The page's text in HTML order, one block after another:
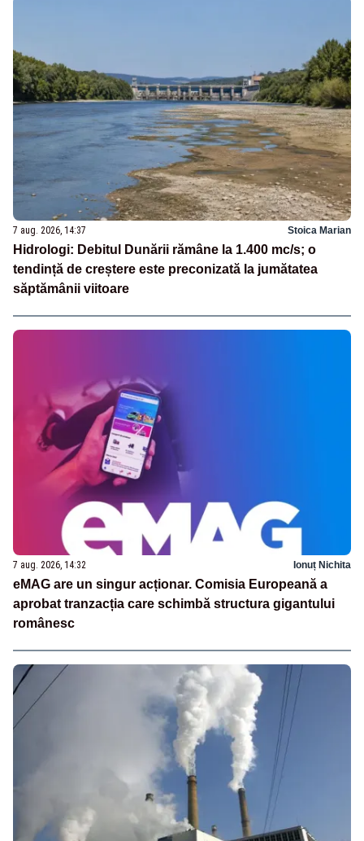
7 aug. 2026, 14:37 Stoica Marian
Hidrologi: Debitul Dunării rămâne la 1.400 mc/s; o
tendință de creștere este preconizată la jumătatea
săptămânii viitoare
7 aug. 2026, 14:32 Ionuț Nichita
eMAG are un singur acționar. Comisia Europeană a
aprobat tranzacția care schimbă structura gigantului
românesc